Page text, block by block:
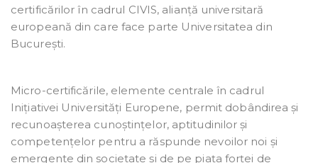
certificărilor în cadrul CIVIS, alianță universitară
europeană din care face parte Universitatea din
București.
Micro-certificările, elemente centrale în cadrul
Inițiativei Universități Europene, permit dobândirea și
recunoașterea cunoștințelor, aptitudinilor și
competențelor pentru a răspunde nevoilor noi și
emergente din societate și de pe piața forței de